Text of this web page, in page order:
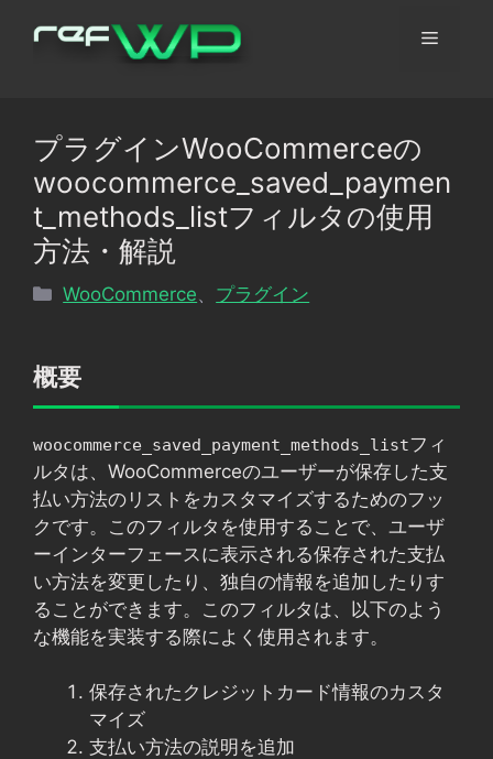
メ
プラグインWooCommerceの
woocommerce_saved_paymen
t_methods_listフィルタの使用
方法・解説
カ
リ
WooCommerce プラグイン
概要
woocommerce_saved_payment_methods_listフィ
ルタは、WooCommerceのユーザーが保存した支
払い方法のリストをカスタマイズするためのフッ
クです。このフィルタを使用することで、ユーザ
ーインターフェースに表示される保存された支払
い方法を変更したり、独自の情報を追加したりす
ることができます。このフィルタは、以下のよう
な機能を実装する際によく使用されます。
保存されたクレジットカード情報のカスタ
マイズ
支払い方法の説明を追加